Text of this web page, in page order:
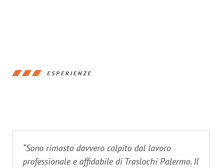
ESPERIENZE
“Sono rimasto davvero colpito dal lavoro
professionale e affidabile di Traslochi Palermo. Il